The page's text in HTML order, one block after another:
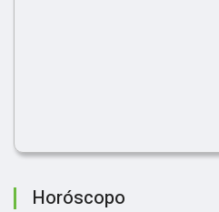
Horóscopo